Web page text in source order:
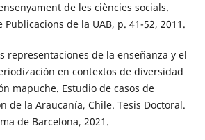
de les ciències socials.
Publicacions de la UAB, p. 41-52, 2011.
representaciones de la enseñanza y el
en contextos de diversidad
mapuche. Estudio de casos de
de la Araucanía, Chile. Tesis Doctoral.
de Barcelona, 2021.